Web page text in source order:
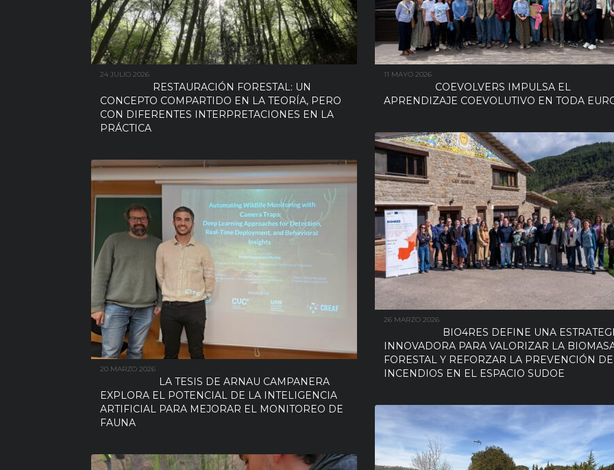
24 JULIO 2026
RESTAURACIÓN FORESTAL: UN
CONCEPTO COMPARTIDO EN LA TEORÍA, PERO
CON DIFERENTES INTERPRETACIONES EN LA
PRÁCTICA
11 MAYO 2026
COEVOLVERS IMPULSA EL
APRENDIZAJE COEVOLUTIVO EN TODA
26 MARZO 2026
BIO4RES DEFINE UNA
INNOVADORA PARA VALORIZAR LA
FORESTAL Y REFORZAR LA PREVENCIÓN DE
INCENDIOS EN EL ESPACIO SUDOE
20 MARZO 2026
LA TESIS DE ARNAU CAMPANERA
EXPLORA EL POTENCIAL DE LA INTELIGENCIA
ARTIFICIAL PARA MEJORAR EL MONITOREO DE
FAUNA